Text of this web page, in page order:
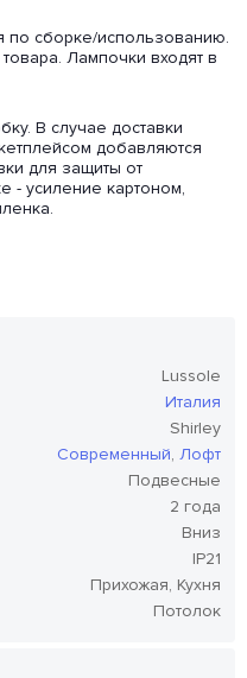
по сборке/использованию.
Лампочки входят в
В случае доставки
добавляются
для защиты от
- усиление картоном,
Lussole
Италия
Shirley
Современный, Лофт
Подвесные
2 года
Вниз
IP21
Прихожая, Кухня
Потолок